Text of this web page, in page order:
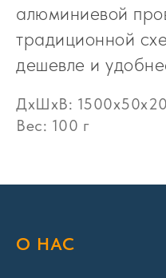
алюминиевой
традиционной
дешевле и
ДxШxВ:
Вес: 100 г
О НАС